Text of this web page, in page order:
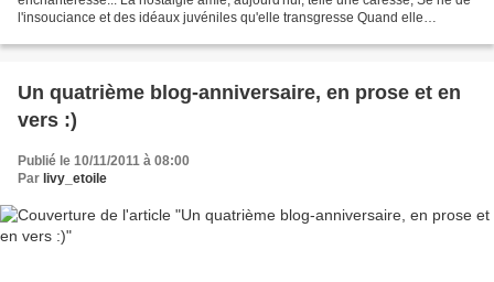
l'insouciance et des idéaux juvéniles qu'elle transgresse Quand elle
Un quatrième blog-anniversaire, en prose et en
vers :)
Publié le 10/11/2011 à 08:00
Par livy_etoile